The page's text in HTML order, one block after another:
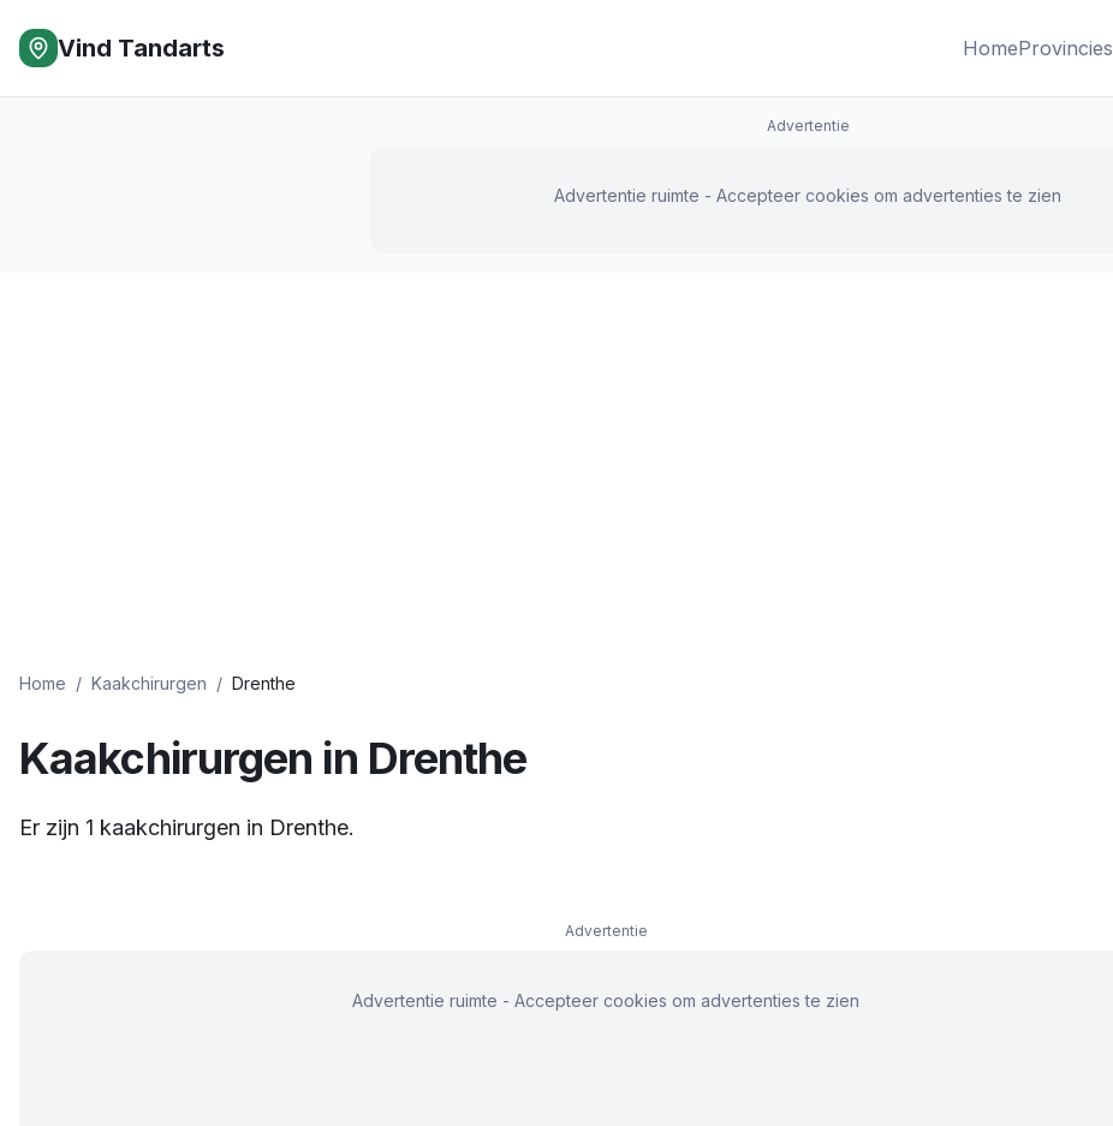
Vind Tandarts HomeProvincies
Advertentie
Advertentie ruimte - Accepteer cookies om advertenties te zien
Home / Kaakchirurgen / Drenthe
Kaakchirurgen in Drenthe
Er zijn 1 kaakchirurgen in Drenthe.
Advertentie
Advertentie ruimte - Accepteer cookies om advertenties te zien